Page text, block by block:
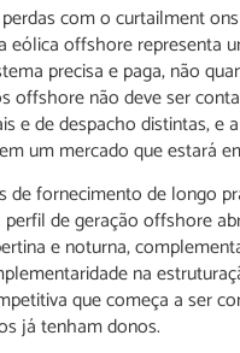
com o curtailment
offshore representa
precisa e paga, não
offshore não deve ser
e de despacho distintas, e
um mercado que estará
fornecimento de longo
de geração offshore
e noturna,
na
que começa a ser
já tenham donos.